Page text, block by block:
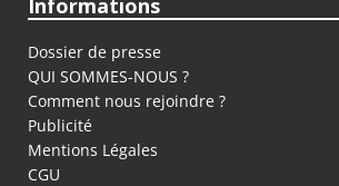
Informations
Dossier de presse
QUI SOMMES-NOUS ?
Comment nous rejoindre ?
Publicité
Mentions Légales
CGU